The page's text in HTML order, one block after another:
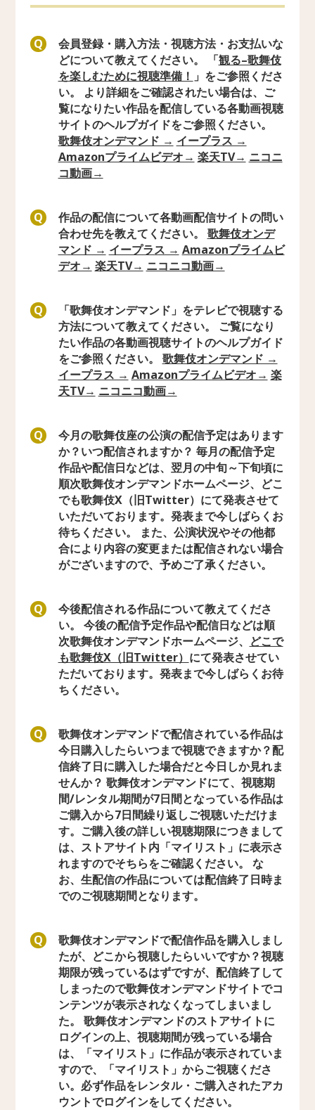
Q
会員登録・購入方法・視聴方法・お支払いな
どについて教えてください。 「観る–歌舞伎
を楽しむために視聴準備！ 」をご参照くださ
い。 より詳細をご確認されたい場合は、ご
覧になりたい作品を配信している各動画視聴
サイトのヘルプガイドをご参照ください。
歌舞伎オンデマンド → イープラス →
Amazonプライムビデオ→ 楽天TV→ ニコニ
コ動画→
Q
作品の配信について各動画配信サイトの問い
合わせ先を教えてください。 歌舞伎オンデ
マンド → イープラス → Amazonプライムビ
デオ→ 楽天TV→ ニコニコ動画→
Q
「歌舞伎オンデマンド」をテレビで視聴する
方法について教えてください。 ご覧になり
たい作品の各動画視聴サイトのヘルプガイド
をご参照ください。 歌舞伎オンデマンド →
イープラス → Amazonプライムビデオ→ 楽
天TV→ ニコニコ動画→
Q
今月の歌舞伎座の公演の配信予定はあります
か？いつ配信されますか？ 毎月の配信予定
作品や配信日などは、翌月の中旬～下旬頃に
順次歌舞伎オンデマンドホームページ、どこ
でも歌舞伎X（旧Twitter）にて発表させて
いただいております。発表まで今しばらくお
待ちください。 また、公演状況やその他都
合により内容の変更または配信されない場合
がございますので、予めご了承ください。
Q
今後配信される作品について教えてくださ
い。 今後の配信予定作品や配信日などは順
次歌舞伎オンデマンドホームページ、 どこで
も歌舞伎X（旧Twitter） にて発表させてい
ただいております。発表まで今しばらくお待
ちください。
Q
歌舞伎オンデマンドで配信されている作品は
今日購入したらいつまで視聴できますか？配
信終了日に購入した場合だと今日しか見れま
せんか？ 歌舞伎オンデマンドにて、視聴期
間/レンタル期間が7日間となっている作品は
ご購入から7日間繰り返しご視聴いただけま
す。ご購入後の詳しい視聴期限につきまして
は、ストアサイト内「マイリスト」に表示さ
れますのでそちらをご確認ください。 な
お、生配信の作品については配信終了日時ま
でのご視聴期間となります。
Q
歌舞伎オンデマンドで配信作品を購入しまし
たが、どこから視聴したらいいですか？視聴
期限が残っているはずですが、配信終了して
しまったので歌舞伎オンデマンドサイトでコ
ンテンツが表示されなくなってしまいまし
た。 歌舞伎オンデマンドのストアサイトに
ログインの上、視聴期間が残っている場合
は、「マイリスト」に作品が表示されていま
すので、「マイリスト」からご視聴くださ
い。必ず作品をレンタル・ご購入されたアカ
ウントでログインをしてください。